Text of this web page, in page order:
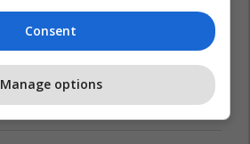
Reklamo këtu
Zgjidhni PrishtinaTicket për
udhëtimin tuaj drejt Hamburgut
Prishtina Ticket
Consent
Manage options